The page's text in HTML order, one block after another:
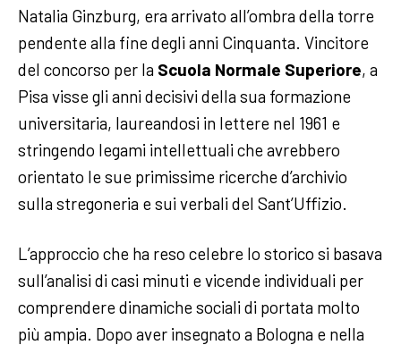
Natalia Ginzburg, era arrivato all’ombra della torre
pendente alla fine degli anni Cinquanta. Vincitore
del concorso per la Scuola Normale Superiore, a
Pisa visse gli anni decisivi della sua formazione
universitaria, laureandosi in lettere nel 1961 e
stringendo legami intellettuali che avrebbero
orientato le sue primissime ricerche d’archivio
sulla stregoneria e sui verbali del Sant’Uffizio.
L’approccio che ha reso celebre lo storico si basava
sull’analisi di casi minuti e vicende individuali per
comprendere dinamiche sociali di portata molto
più ampia. Dopo aver insegnato a Bologna e nella